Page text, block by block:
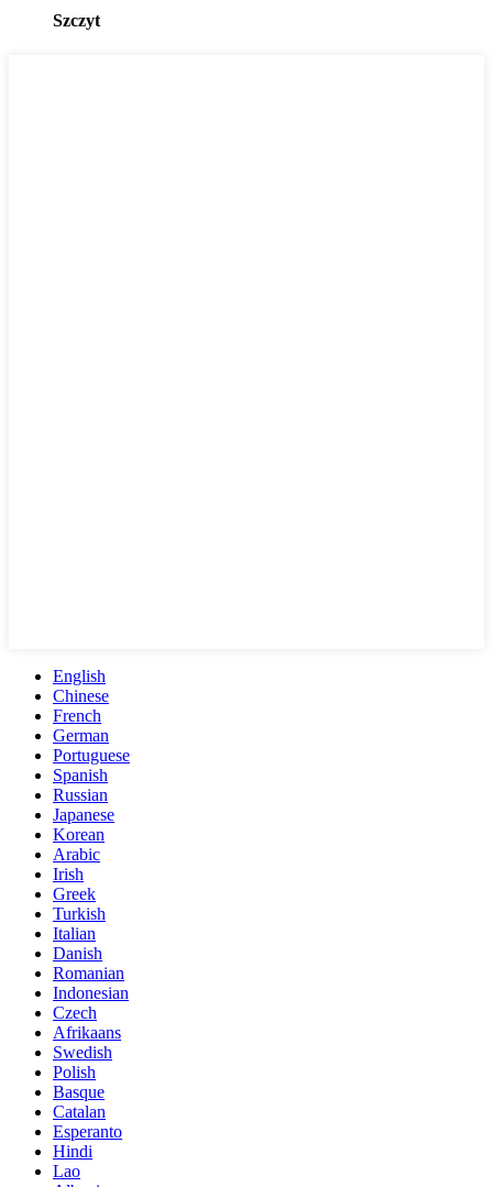
Szczyt
English
Chinese
French
German
Portuguese
Spanish
Russian
Japanese
Korean
Arabic
Irish
Greek
Turkish
Italian
Danish
Romanian
Indonesian
Czech
Afrikaans
Swedish
Polish
Basque
Catalan
Esperanto
Hindi
Lao